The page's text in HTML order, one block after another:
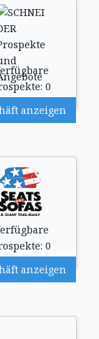
0
anzeigen
0
anzeigen